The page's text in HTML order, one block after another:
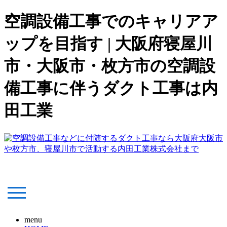
空調設備工事でのキャリアア
ップを目指す | 大阪府寝屋川
市・大阪市・枚方市の空調設
備工事に伴うダクト工事は内
田工業
menu